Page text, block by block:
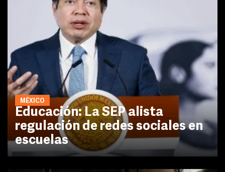
MÉXICO
Educación: La SEP alista
regulación de redes sociales en
escuelas